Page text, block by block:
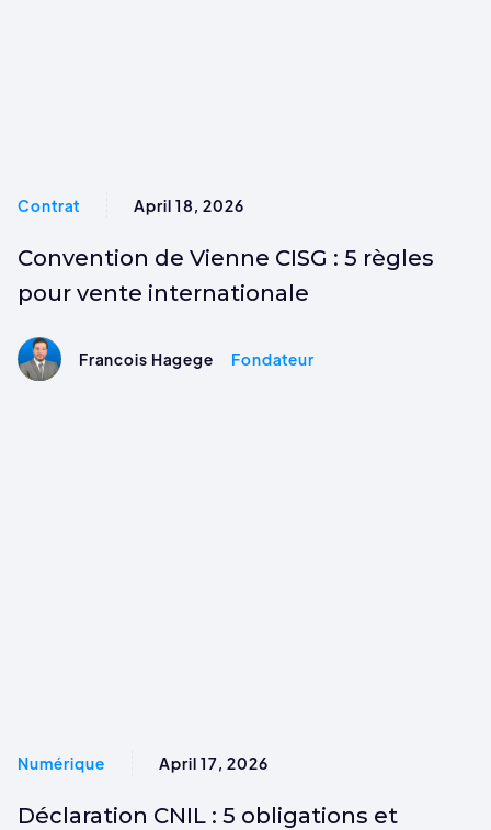
Contrat April 18, 2026
Convention de Vienne CISG : 5 règles
pour vente internationale
Francois Hagege Fondateur
Numérique April 17, 2026
Déclaration CNIL : 5 obligations et